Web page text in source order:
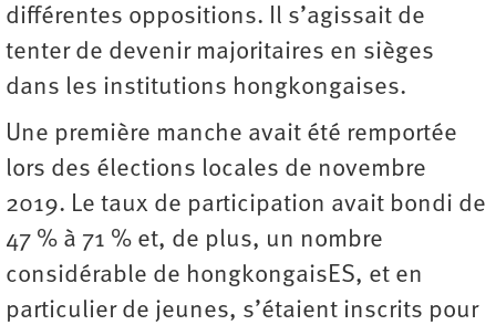
différentes oppositions. Il s’agissait de
tenter de devenir majoritaires en sièges
dans les institutions hongkongaises.
Une première manche avait été remportée
lors des élections locales de novembre
2019. Le taux de participation avait bondi de
47 % à 71 % et, de plus, un nombre
considérable de hongkongaisES, et en
particulier de jeunes, s’étaient inscrits pour